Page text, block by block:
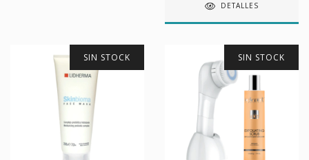
DETALLES
SIN STOCK SIN STOCK